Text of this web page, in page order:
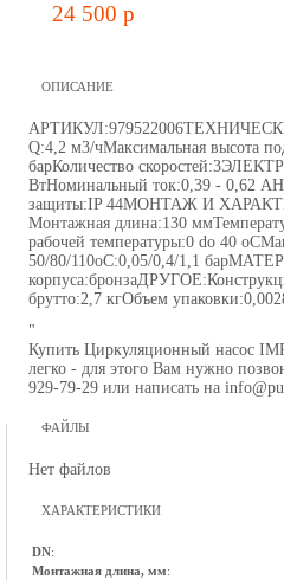
24 500 p
ОПИСАНИЕ
Q:4,2 м3/чМаксимальная высота
барКоличество
ВтНоминальный ток:0,39 - 0,62
защиты:IP 44МОНТАЖ И
Монтажная длина:130
рабочей температуры:0 do 40
50/80/110oC:0,05/0,4/1,1
брутто:2,7 кгОбъем
"
Купить Циркуляционный насос
легко - для этого Вам нужно
929-79-29 или написать на
ФАЙЛЫ
Нет файлов
ХАРАКТЕРИСТИКИ
DN:
Монтажная длина, мм: